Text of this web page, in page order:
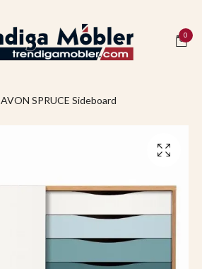
0
AVON SPRUCE Sideboard